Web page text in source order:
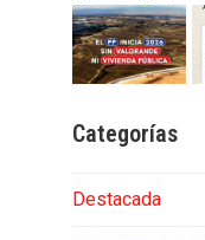
Categorías
Destacada